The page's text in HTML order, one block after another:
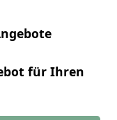
für Ihren